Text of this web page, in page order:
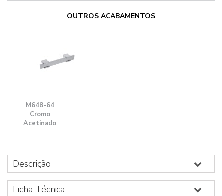
OUTROS ACABAMENTOS
M648-64
Cromo
Acetinado
Descrição
Ficha Técnica